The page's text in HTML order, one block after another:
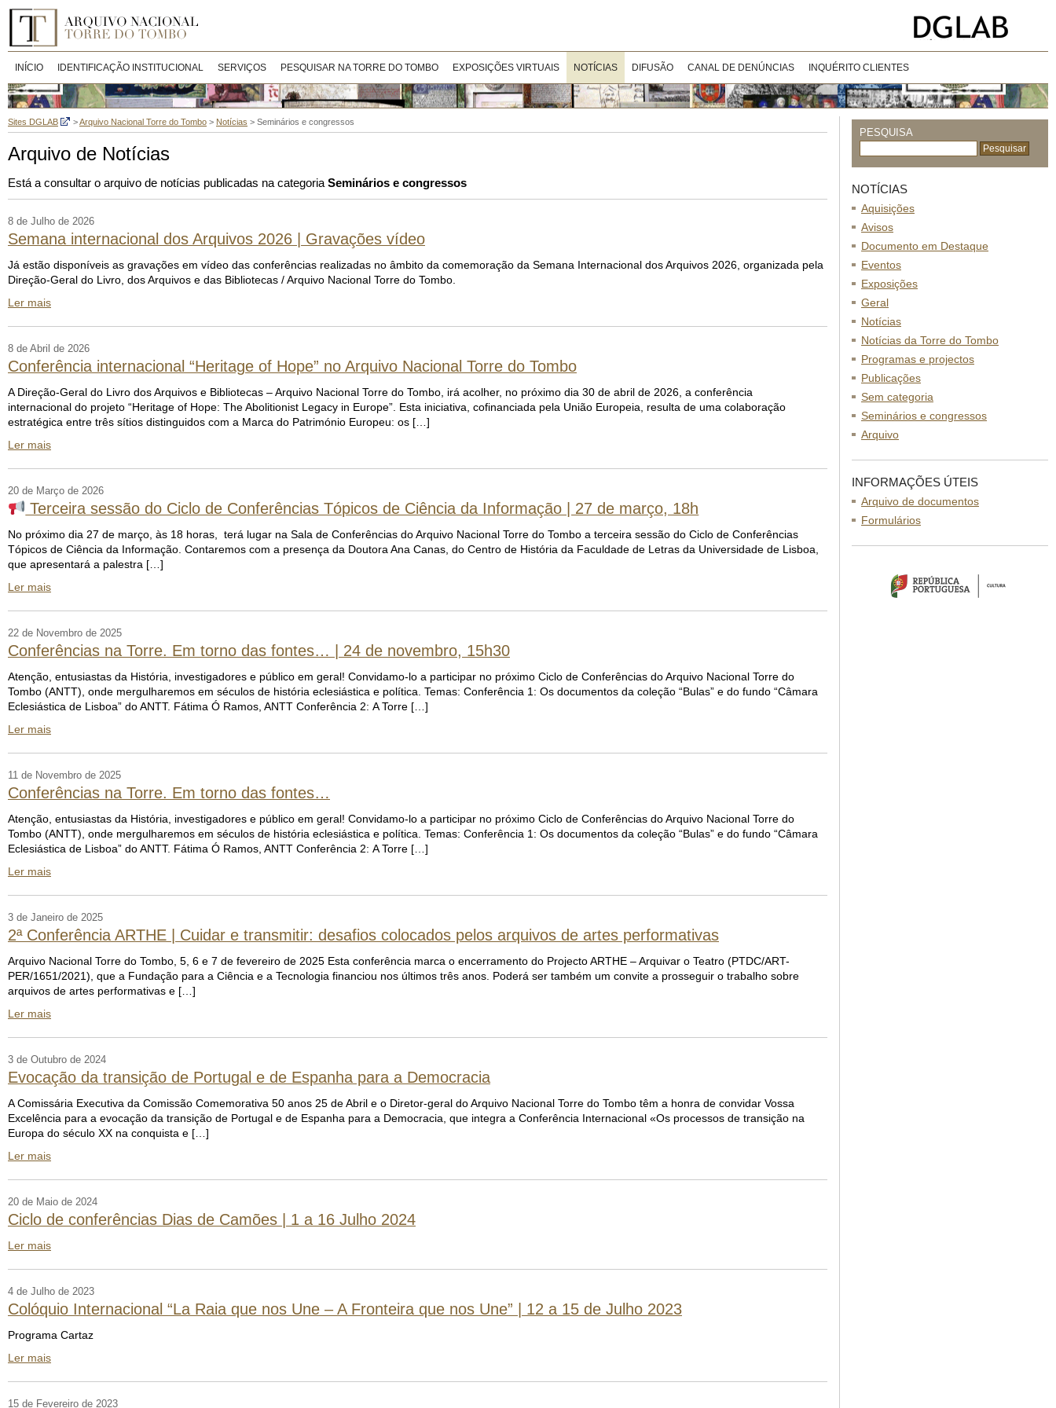
INÍCIO IDENTIFICAÇÃO INSTITUCIONAL SERVIÇOS PESQUISAR NA TORRE DO TOMBO EXPOSIÇÕES VIRTUAIS NOTÍCIAS DIFUSÃO CANAL DE DENÚNCIAS INQUÉRITO CLIENTES
Sites DGLAB >Arquivo Nacional Torre do Tombo > Notícias > Seminários e congressos
Arquivo de Notícias
Está a consultar o arquivo de notícias publicadas na categoria Seminários e congressos
8 de Julho de 2026
Semana internacional dos Arquivos 2026 | Gravações vídeo
Já estão disponíveis as gravações em vídeo das conferências realizadas no âmbito da comemoração da Semana Internacional dos Arquivos 2026, organizada pela
Direção-Geral do Livro, dos Arquivos e das Bibliotecas / Arquivo Nacional Torre do Tombo.
Ler mais
8 de Abril de 2026
Conferência internacional “Heritage of Hope” no Arquivo Nacional Torre do Tombo
A Direção-Geral do Livro dos Arquivos e Bibliotecas – Arquivo Nacional Torre do Tombo, irá acolher, no próximo dia 30 de abril de 2026, a conferência
internacional do projeto “Heritage of Hope: The Abolitionist Legacy in Europe”. Esta iniciativa, cofinanciada pela União Europeia, resulta de uma colaboração
estratégica entre três sítios distinguidos com a Marca do Património Europeu: os […]
Ler mais
20 de Março de 2026
Terceira sessão do Ciclo de Conferências Tópicos de Ciência da Informação | 27 de março, 18h
No próximo dia 27 de março, às 18 horas, terá lugar na Sala de Conferências do Arquivo Nacional Torre do Tombo a terceira sessão do Ciclo de Conferências
Tópicos de Ciência da Informação. Contaremos com a presença da Doutora Ana Canas, do Centro de História da Faculdade de Letras da Universidade de Lisboa,
que apresentará a palestra […]
Ler mais
22 de Novembro de 2025
Conferências na Torre. Em torno das fontes… | 24 de novembro, 15h30
Atenção, entusiastas da História, investigadores e público em geral! Convidamo-lo a participar no próximo Ciclo de Conferências do Arquivo Nacional Torre do
Tombo (ANTT), onde mergulharemos em séculos de história eclesiástica e política. Temas: Conferência 1: Os documentos da coleção “Bulas” e do fundo “Câmara
Eclesiástica de Lisboa” do ANTT. Fátima Ó Ramos, ANTT Conferência 2: A Torre […]
Ler mais
11 de Novembro de 2025
Conferências na Torre. Em torno das fontes…
Atenção, entusiastas da História, investigadores e público em geral! Convidamo-lo a participar no próximo Ciclo de Conferências do Arquivo Nacional Torre do
Tombo (ANTT), onde mergulharemos em séculos de história eclesiástica e política. Temas: Conferência 1: Os documentos da coleção “Bulas” e do fundo “Câmara
Eclesiástica de Lisboa” do ANTT. Fátima Ó Ramos, ANTT Conferência 2: A Torre […]
Ler mais
3 de Janeiro de 2025
2ª Conferência ARTHE | Cuidar e transmitir: desafios colocados pelos arquivos de artes performativas
Arquivo Nacional Torre do Tombo, 5, 6 e 7 de fevereiro de 2025 Esta conferência marca o encerramento do Projecto ARTHE – Arquivar o Teatro (PTDC/ART-
PER/1651/2021), que a Fundação para a Ciência e a Tecnologia financiou nos últimos três anos. Poderá ser também um convite a prosseguir o trabalho sobre
arquivos de artes performativas e […]
Ler mais
3 de Outubro de 2024
Evocação da transição de Portugal e de Espanha para a Democracia
A Comissária Executiva da Comissão Comemorativa 50 anos 25 de Abril e o Diretor-geral do Arquivo Nacional Torre do Tombo têm a honra de convidar Vossa
Excelência para a evocação da transição de Portugal e de Espanha para a Democracia, que integra a Conferência Internacional «Os processos de transição na
Europa do século XX na conquista e […]
Ler mais
20 de Maio de 2024
Ciclo de conferências Dias de Camões | 1 a 16 Julho 2024
Ler mais
4 de Julho de 2023
Colóquio Internacional “La Raia que nos Une – A Fronteira que nos Une” | 12 a 15 de Julho 2023
Programa Cartaz
Ler mais
15 de Fevereiro de 2023
PESQUISA
NOTÍCIAS
Aquisições
Avisos
Documento em Destaque
Eventos
Exposições
Geral
Notícias
Notícias da Torre do Tombo
Programas e projectos
Publicações
Sem categoria
Seminários e congressos
Arquivo
INFORMAÇÕES ÚTEIS
Arquivo de documentos
Formulários